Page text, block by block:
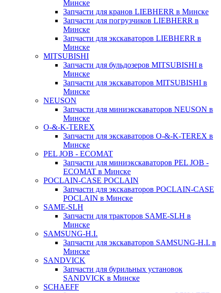
Минске
Запчасти для кранов LIEBHERR в Минске
Запчасти для погрузчиков LIEBHERR в
Минске
Запчасти для экскаваторов LIEBHERR в
Минске
MITSUBISHI
Запчасти для бульдозеров MITSUBISHI в
Минске
Запчасти для экскаваторов MITSUBISHI в
Минске
NEUSON
Запчасти для миниэкскаваторов NEUSON в
Минске
O-&-K-TEREX
Запчасти для экскаваторов O-&-K-TEREX в
Минске
PEL JOB - ECOMAT
Запчасти для миниэкскаваторов PEL JOB -
ECOMAT в Минске
POCLAIN-CASE POCLAIN
Запчасти для экскаваторов POCLAIN-CASE
POCLAIN в Минске
SAME-SLH
Запчасти для тракторов SAME-SLH в
Минске
SAMSUNG-H.I.
Запчасти для экскаваторов SAMSUNG-H.I. в
Минске
SANDVICK
Запчасти для бурильных установок
SANDVICK в Минске
SCHAEFF